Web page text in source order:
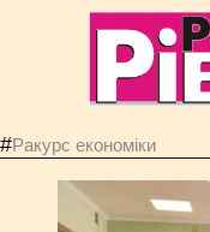
#Ракурс економiки